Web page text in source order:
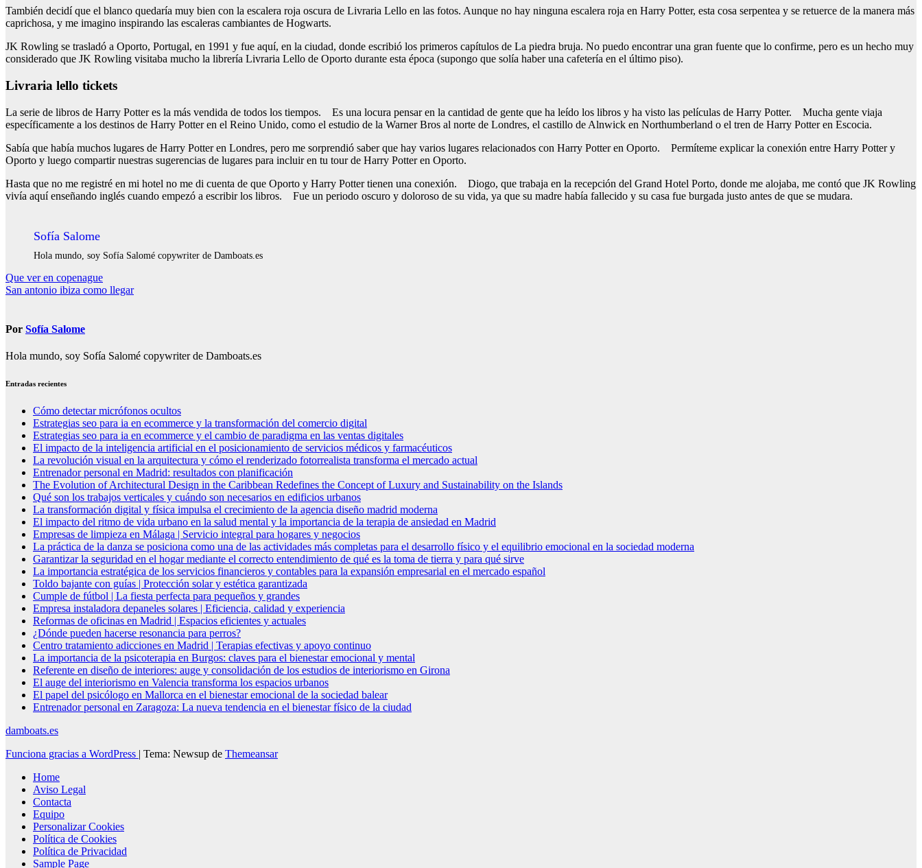
También decidí que el blanco quedaría muy bien con la escalera roja oscura de Livraria Lello en las fotos. Aunque no hay ninguna escalera roja en Harry Potter, esta cosa serpentea y se retuerce de la manera más
caprichosa, y me imagino inspirando las escaleras cambiantes de Hogwarts.
JK Rowling se trasladó a Oporto, Portugal, en 1991 y fue aquí, en la ciudad, donde escribió los primeros capítulos de La piedra bruja. No puedo encontrar una gran fuente que lo confirme, pero es un hecho muy
considerado que JK Rowling visitaba mucho la librería Livraria Lello de Oporto durante esta época (supongo que solía haber una cafetería en el último piso).
Livraria lello tickets
La serie de libros de Harry Potter es la más vendida de todos los tiempos. Es una locura pensar en la cantidad de gente que ha leído los libros y ha visto las películas de Harry Potter. Mucha gente viaja
específicamente a los destinos de Harry Potter en el Reino Unido, como el estudio de la Warner Bros al norte de Londres, el castillo de Alnwick en Northumberland o el tren de Harry Potter en Escocia.
Sabía que había muchos lugares de Harry Potter en Londres, pero me sorprendió saber que hay varios lugares relacionados con Harry Potter en Oporto. Permíteme explicar la conexión entre Harry Potter y
Oporto y luego compartir nuestras sugerencias de lugares para incluir en tu tour de Harry Potter en Oporto.
Hasta que no me registré en mi hotel no me di cuenta de que Oporto y Harry Potter tienen una conexión. Diogo, que trabaja en la recepción del Grand Hotel Porto, donde me alojaba, me contó que JK Rowling
vivía aquí enseñando inglés cuando empezó a escribir los libros. Fue un periodo oscuro y doloroso de su vida, ya que su madre había fallecido y su casa fue burgada justo antes de que se mudara.
Sofía Salome
Hola mundo, soy Sofía Salomé copywriter de Damboats.es
Navegación
de
Que ver en copenague
San antonio ibiza como llegar
Por Sofía Salome
Hola mundo, soy Sofía Salomé copywriter de Damboats.es
Entradas recientes
Cómo detectar micrófonos ocultos
Estrategias seo para ia en ecommerce y la transformación del comercio digital
Estrategias seo para ia en ecommerce y el cambio de paradigma en las ventas digitales
El impacto de la inteligencia artificial en el posicionamiento de servicios médicos y farmacéuticos
La revolución visual en la arquitectura y cómo el renderizado fotorrealista transforma el mercado actual
Entrenador personal en Madrid: resultados con planificación
The Evolution of Architectural Design in the Caribbean Redefines the Concept of Luxury and Sustainability on the Islands
Qué son los trabajos verticales y cuándo son necesarios en edificios urbanos
La transformación digital y física impulsa el crecimiento de la agencia diseño madrid moderna
El impacto del ritmo de vida urbano en la salud mental y la importancia de la terapia de ansiedad en Madrid
Empresas de limpieza en Málaga | Servicio integral para hogares y negocios
La práctica de la danza se posiciona como una de las actividades más completas para el desarrollo físico y el equilibrio emocional en la sociedad moderna
Garantizar la seguridad en el hogar mediante el correcto entendimiento de qué es la toma de tierra y para qué sirve
La importancia estratégica de los servicios financieros y contables para la expansión empresarial en el mercado español
Toldo bajante con guías | Protección solar y estética garantizada
Cumple de fútbol | La fiesta perfecta para pequeños y grandes
Empresa instaladora depaneles solares | Eficiencia, calidad y experiencia
Reformas de oficinas en Madrid | Espacios eficientes y actuales
¿Dónde pueden hacerse resonancia para perros?
Centro tratamiento adicciones en Madrid | Terapias efectivas y apoyo continuo
La importancia de la psicoterapia en Burgos: claves para el bienestar emocional y mental
Referente en diseño de interiores: auge y consolidación de los estudios de interiorismo en Girona
El auge del interiorismo en Valencia transforma los espacios urbanos
El papel del psicólogo en Mallorca en el bienestar emocional de la sociedad balear
Entrenador personal en Zaragoza: La nueva tendencia en el bienestar físico de la ciudad
damboats.es
Funciona gracias a WordPress | Tema: Newsup de Themeansar
Home
Aviso Legal
Contacta
Equipo
Personalizar Cookies
Política de Cookies
Política de Privacidad
Sample Page